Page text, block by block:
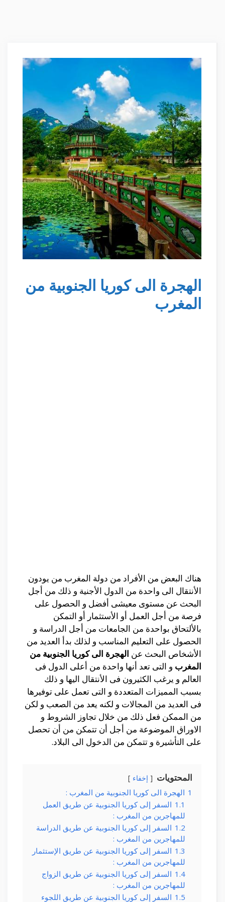
الهجرة الى كوريا الجنوبية من
المغرب
هناك البعض من الأفراد من دولة المغرب من يودون
الأنتقال الى واحدة من الدول الأجنية و ذلك من أجل
البحث عن مستوى معيشى أفضل و الحصول على
فرصة من أجل العمل أو الأستثمار أو التمكن
بالألتحاق بواحدة من الجامعات من أجل الدراسة و
الحصول على التعليم المناسب و لذلك بدأ العديد من
الأشخاص البحث عن الهجرة الى كوريا الجنوبية من
المغرب و التى تعد أنها واحدة من أعلى الدول فى
العالم و يرغب الكثيرون فى الأنتقال اليها و ذلك
بسبب المميزات المتعددة و التى تعمل على توفيرها
فى العديد من المجالات و لكنه يعد من الصعب و لكن
من الممكن فعل ذلك من خلال تجاوز الشروط و
الاوراق الموضوعة من أجل أن تتمكن من أن تحصل
على التأشيرة و تتمكن من الدخول الى البلاد.
المحتويات إخفاء
1 الهجرة الى كوريا الجنوبية من المغرب :
1.1 السفر إلى كوريا الجنوبية عن طريق العمل
للمهاجرين من المغرب :
1.2 السفر إلى كوريا الجنوبية عن طريق الدراسة
للمهاجرين من المغرب :
1.3 السفر إلى كوريا الجنوبية عن طريق الإستثمار
للمهاجرين من المغرب :
1.4 السفر إلى كوريا الجنوبية عن طريق الزواج
للمهاجرين من المغرب :
1.5 السفر إلى كوريا الجنوبية عن طريق اللجوء